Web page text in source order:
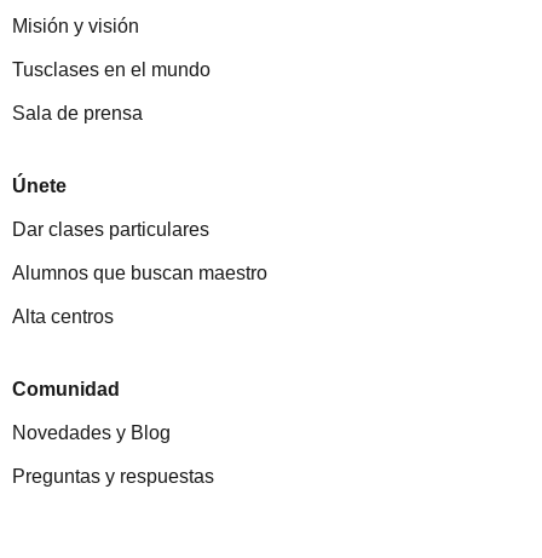
Misión y visión
Tusclases en el mundo
Sala de prensa
Únete
Dar clases particulares
Alumnos que buscan maestro
Alta centros
Comunidad
Novedades y Blog
Preguntas y respuestas